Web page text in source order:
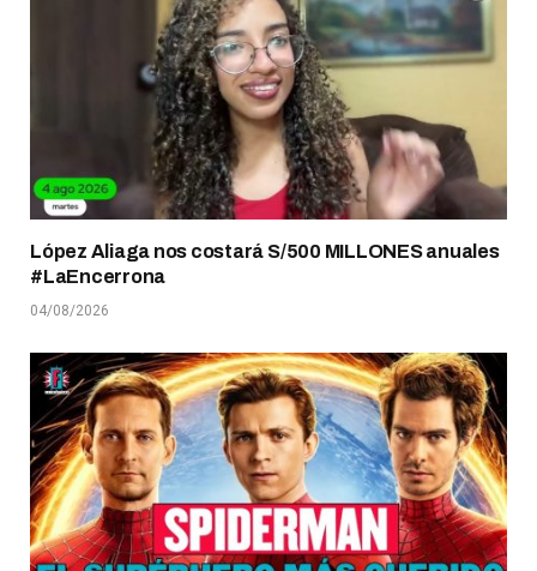
López Aliaga nos costará S/500 MILLONES anuales
#LaEncerrona
04/08/2026